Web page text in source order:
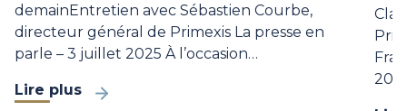
demainEntretien avec Sébastien Courbe,
directeur général de Primexis La presse en
parle – 3 juillet 2025 À l’occasion…
Lire plus